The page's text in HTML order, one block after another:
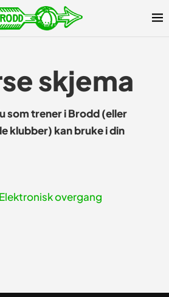
skjema
som trener i Brodd (eller
klubber) kan bruke i din
overgang